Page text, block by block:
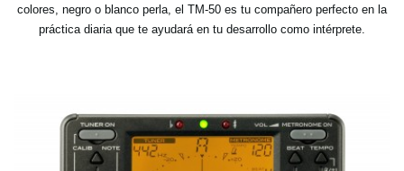
colores, negro o blanco perla, el TM-50 es tu compañero perfecto en la
práctica diaria que te ayudará en tu desarrollo como intérprete.